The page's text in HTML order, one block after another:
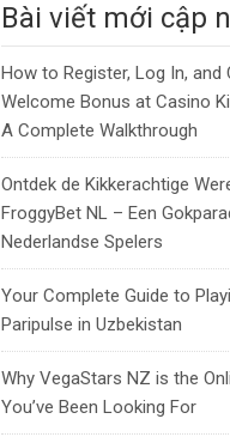
Bài viết mới cập
How to Register, Log In, and
Welcome Bonus at Casino
A Complete Walkthrough
Ontdek de Kikkerachtige
FroggyBet NL – Een
Nederlandse Spelers
Your Complete Guide to
Paripulse in Uzbekistan
Why VegaStars NZ is the
You’ve Been Looking For